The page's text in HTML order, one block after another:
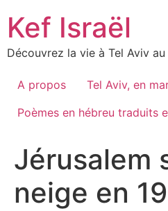
content
Kef Israël
Découvrez la vie à Tel Aviv
A propos
Tel Aviv, en
Poèmes en hébreu traduits
Jérusalem
neige en